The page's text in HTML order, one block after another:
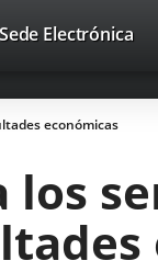
Contacto
Sede Electrónica
económicas
los